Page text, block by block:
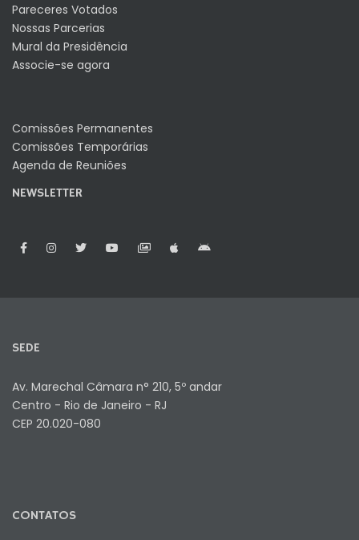
Pareceres Votados
Nossas Parcerias
Mural da Presidência
Associe-se agora
Comissões Permanentes
Comissões Temporárias
Agenda de Reuniões
NEWSLETTER
SEDE
Av. Marechal Câmara n° 210, 5º andar
Centro - Rio de Janeiro - RJ
CEP 20.020-080
CONTATOS